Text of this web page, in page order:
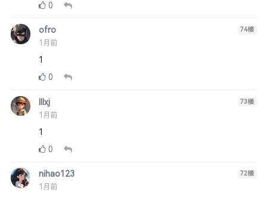
0
ofro
1月前
74楼
1
0
lllxj
1月前
73楼
1
0
nihao123
1月前
72楼